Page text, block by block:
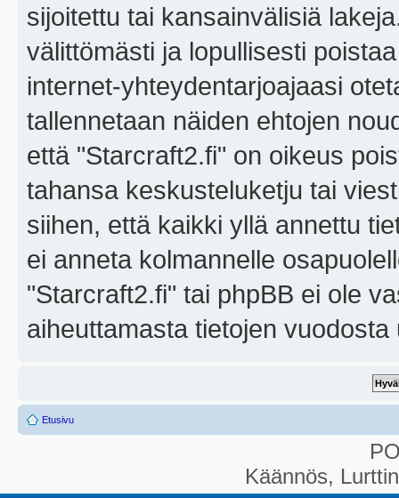
sijoitettu tai kansainvälisiä
välittömästi ja lopullisesti
internet-yhteydentarjoajaasi
tallennetaan näiden ehtojen
että "Starcraft2.fi" on oikeus
tahansa keskusteluketju tai
siihen, että kaikki yllä annettu
ei anneta kolmannelle
"Starcraft2.fi" tai phpBB ei ole
aiheuttamasta tietojen
Etusivu
Käännös,